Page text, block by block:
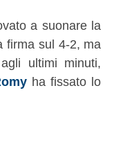
a suonare la
firma sul 4-2, ma
ultimi minuti,
ha fissato lo